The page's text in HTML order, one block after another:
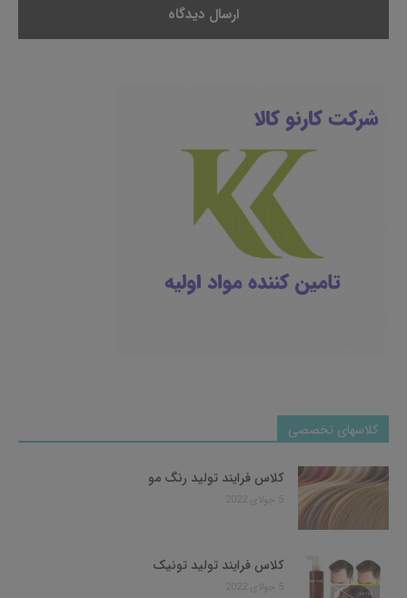
کلاسهای تخصصی
کلاس فرایند تولید رنگ مو
5 جولای 2022
کلاس فرایند تولید تونیک
5 جولای 2022